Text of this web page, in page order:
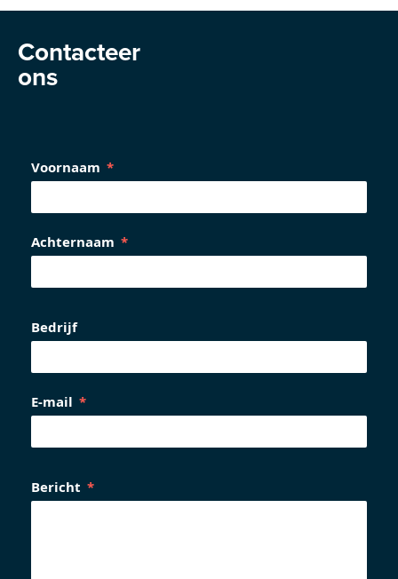
Contacteer
ons
Voornaam
Achternaam
Bedrijf
E-mail
Bericht